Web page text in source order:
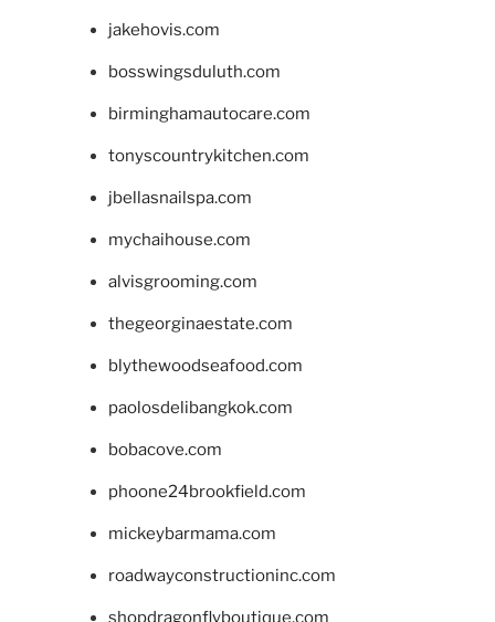
jakehovis.com
bosswingsduluth.com
birminghamautocare.com
tonyscountrykitchen.com
jbellasnailspa.com
mychaihouse.com
alvisgrooming.com
thegeorginaestate.com
blythewoodseafood.com
paolosdelibangkok.com
bobacove.com
phoone24brookfield.com
mickeybarmama.com
roadwayconstructioninc.com
shopdragonflyboutique.com